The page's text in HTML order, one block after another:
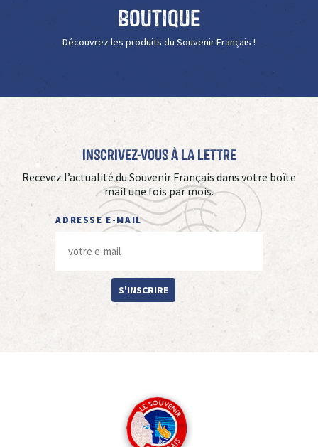
Boutique
Découvrez les produits du Souvenir Français !
Inscrivez-vous à La Lettre
Recevez l’actualité du Souvenir Français dans votre boîte
mail une fois par mois.
ADRESSE E-MAIL
S'INSCRIRE